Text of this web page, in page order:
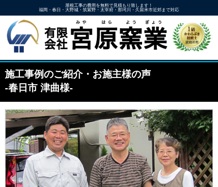
屋根工事の費用を無料で見積もり致します！
福岡・春日・大野城・筑紫野・太宰府・那珂川・久留米市近郊まで対応
施工事例のご紹介・お施主様の声
-春日市 津曲様-